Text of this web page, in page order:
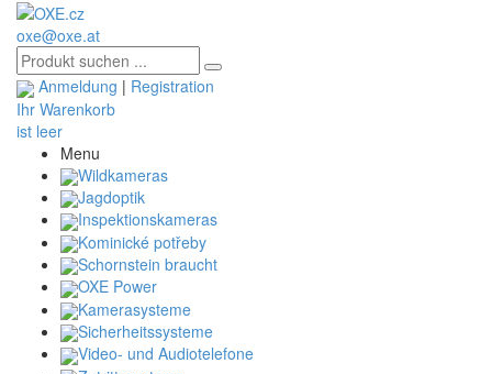
oxe@oxe.at
Anmeldung | Registration
Ihr Warenkorb
ist leer
Menu
Wildkameras
Jagdoptik
Inspektionskameras
Kominické potřeby
Schornstein braucht
OXE Power
Kamerasysteme
Sicherheitssysteme
Video- und Audiotelefone